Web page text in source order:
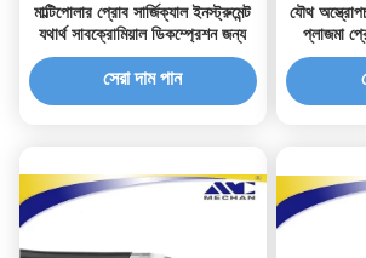
মাল্টিপোলার প্রোব সার্জিক্যাল ইনস্ট্রুমেন্ট
যথার্থ সাবক্রোমিয়াল ডিকম্প্রেশন জন্য
সেরা দাম পান
যৌথ
প্লাজমা